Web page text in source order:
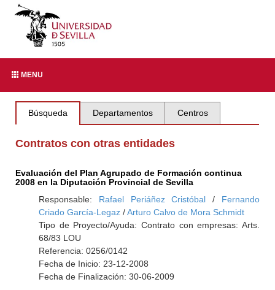
MENU
Búsqueda Departamentos Centros
Contratos con otras entidades
Evaluación del Plan Agrupado de Formación continua
2008 en la Diputación Provincial de Sevilla
Responsable: Rafael Periáñez Cristóbal / Fernando
Criado García-Legaz/Arturo Calvo de Mora Schmidt
Tipo de Proyecto/Ayuda: Contrato con empresas: Arts.
68/83 LOU
Referencia: 0256/0142
Fecha de Inicio: 23-12-2008
Fecha de Finalización: 30-06-2009